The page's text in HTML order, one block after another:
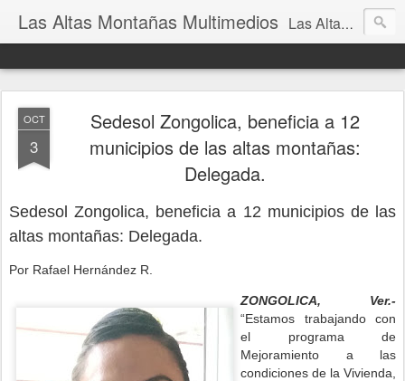
Las Altas Montañas Multimedios Las Altas Montañas Multimedios
OCT
3
Sedesol Zongolica, beneficia a 12
municipios de las altas montañas:
Delegada.
Sedesol Zongolica, beneficia a 12 municipios de las
altas montañas: Delegada.
Por Rafael Hernández R.
ZONGOLICA, Ver.-
“Estamos trabajando con
el programa de
Mejoramiento a las
condiciones de la Vivienda,